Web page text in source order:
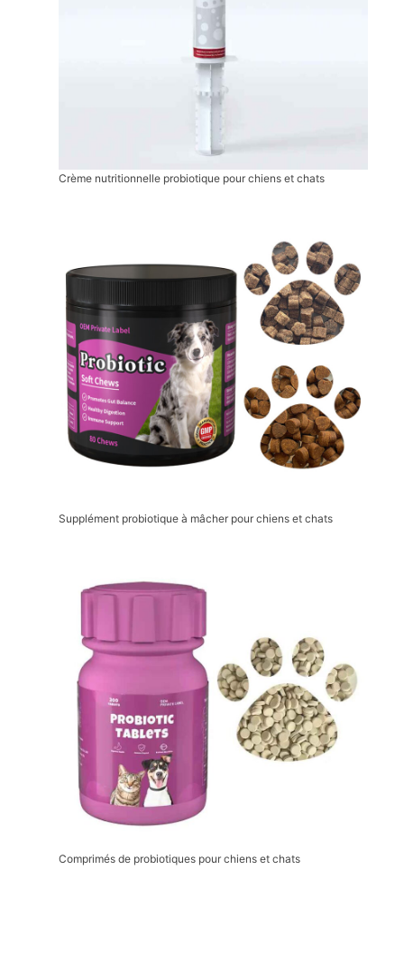
Crème nutritionnelle probiotique pour chiens et chats
Supplément probiotique à mâcher pour chiens et chats
Comprimés de probiotiques pour chiens et chats